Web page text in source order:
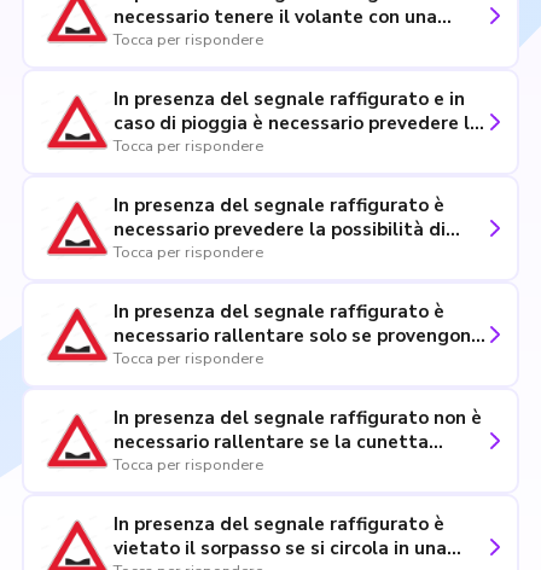
necessario tenere il volante con una
presa più sicura
Tocca per rispondere
In presenza del segnale raffigurato e in
caso di pioggia è necessario prevedere la
possibilità di accumulo di acqua nella
Tocca per rispondere
In presenza del segnale raffigurato è
necessario prevedere la possibilità di
accumulo di fango e detriti nella cunetta
Tocca per rispondere
In presenza del segnale raffigurato è
necessario rallentare solo se provengono
veicoli dal senso opposto
Tocca per rispondere
In presenza del segnale raffigurato non è
necessario rallentare se la cunetta
presenta visibilità
Tocca per rispondere
In presenza del segnale raffigurato è
vietato il sorpasso se si circola in una